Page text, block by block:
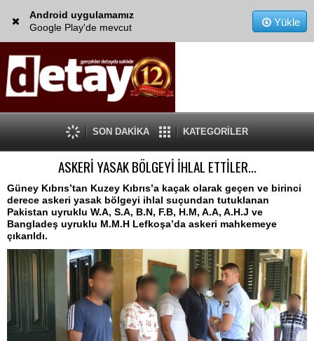
Android uygulamamız
Google Play'de mevcut
Yükle
SON DAKİKA KATEGORİLER
ASKERİ YASAK BÖLGEYİ İHLAL ETTİLER...
Güney Kıbrıs’tan Kuzey Kıbrıs’a kaçak olarak geçen ve birinci
derece askeri yasak bölgeyi ihlal suçundan tutuklanan
Pakistan uyruklu W.A, S.A, B.N, F.B, H.M, A.A, A.H.J ve
Bangladeş uyruklu M.M.H Lefkoşa’da askeri mahkemeye
çıkarıldı.